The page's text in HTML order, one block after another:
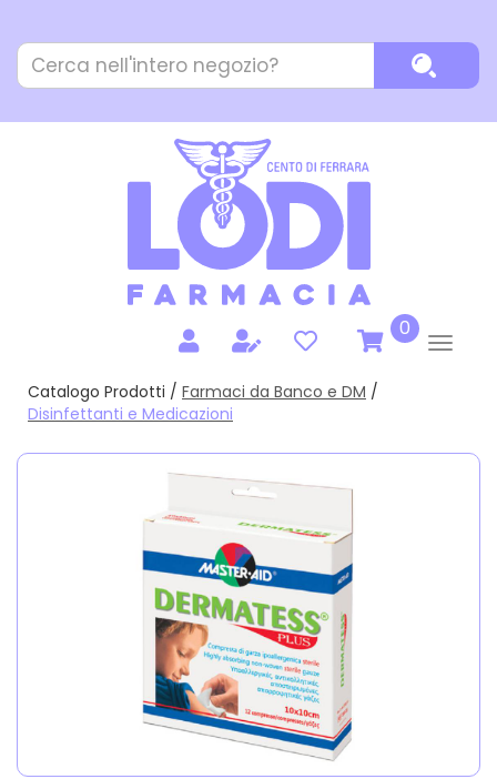
contenuto
principale
Cerca
Prodotto
0prodotti
inseriti
Catalogo Prodotti / Farmaci da Banco e DM /
Disinfettanti e Medicazioni